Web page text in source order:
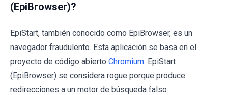
(EpiBrowser)?
EpiStart, también conocido como EpiBrowser, es un
navegador fraudulento. Esta aplicación se basa en el
proyecto de código abierto Chromium. EpiStart
(EpiBrowser) se considera rogue porque produce
redirecciones a un motor de búsqueda falso